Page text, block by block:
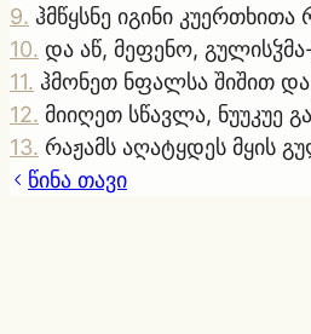
9. ჰმწყსნე იგინი კუერთხითა
10. და აწ, მეფენო,
11. ჰმონეთ ნფალსა შიშით
12. მიიღეთ სწავლა, ნუუკუე
13. რაჟამს აღატყდეს მყის
წინა თავი